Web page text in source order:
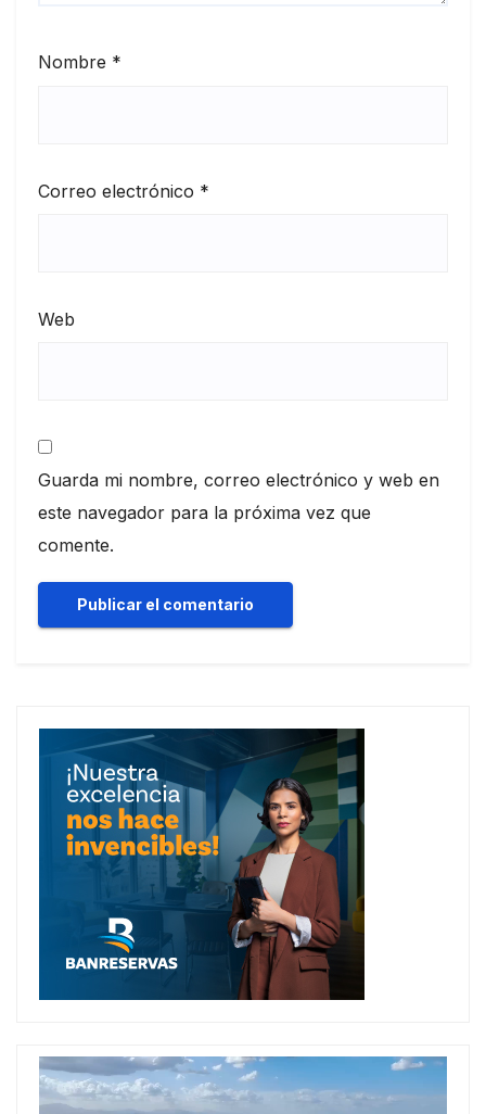
Nombre *
Correo electrónico *
Web
Guarda mi nombre, correo electrónico y web en
este navegador para la próxima vez que
comente.